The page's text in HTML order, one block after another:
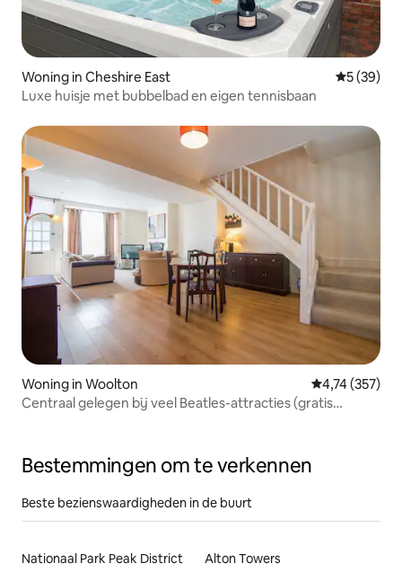
Woning in Cheshire East
5 (39)
Luxe huisje met bubbelbad en eigen tennisbaan
Woning in Woolton Gemiddelde
4,74 (357)
Centraal gelegen bij veel Beatles-attracties (gratis
Bestemmingen om te verkennen
Beste bezienswaardigheden in de buurt
Nationaal Park Peak District Alton Towers